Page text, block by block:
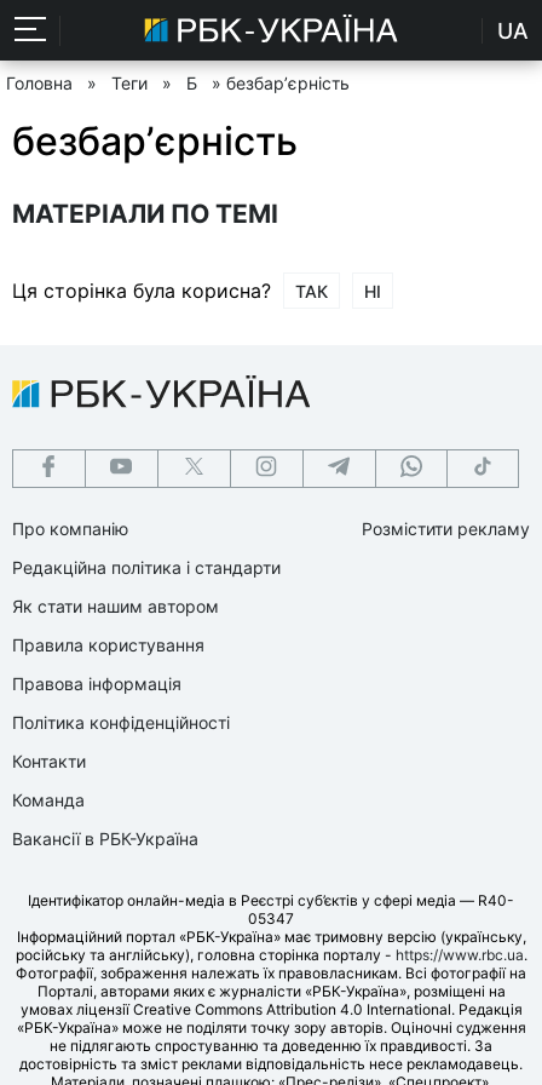
UA
Головна » Теги » Б » безбарʼєрність
безбарʼєрність
МАТЕРІАЛИ ПО ТЕМІ
Ця сторінка була корисна? ТАК НІ
Про компанію
Редакційна політика і стандарти
Як стати нашим автором
Правила користування
Правова інформація
Політика конфіденційності
Контакти
Команда
Вакансії в РБК-Україна
Розмістити рекламу
Ідентифікатор онлайн-медіа в Реєстрі суб’єктів у сфері медіа — R40-
05347
Інформаційний портал «РБК-Україна» має тримовну версію (українську,
російську та англійську), головна сторінка порталу - https://www.rbc.ua.
Фотографії, зображення належать їх правовласникам. Всі фотографії на
Порталі, авторами яких є журналісти «РБК-Україна», розміщені на
умовах ліцензії Creative Commons Attribution 4.0 International. Редакція
«РБК-Україна» може не поділяти точку зору авторів. Оціночні судження
не підлягають спростуванню та доведенню їх правдивості. За
достовірність та зміст реклами відповідальність несе рекламодавець.